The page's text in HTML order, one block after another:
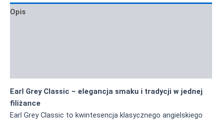
Opis
Earl Grey Classic – elegancja smaku i tradycji w jednej
filiżance
Earl Grey Classic to kwintesencja klasycznego angielskiego